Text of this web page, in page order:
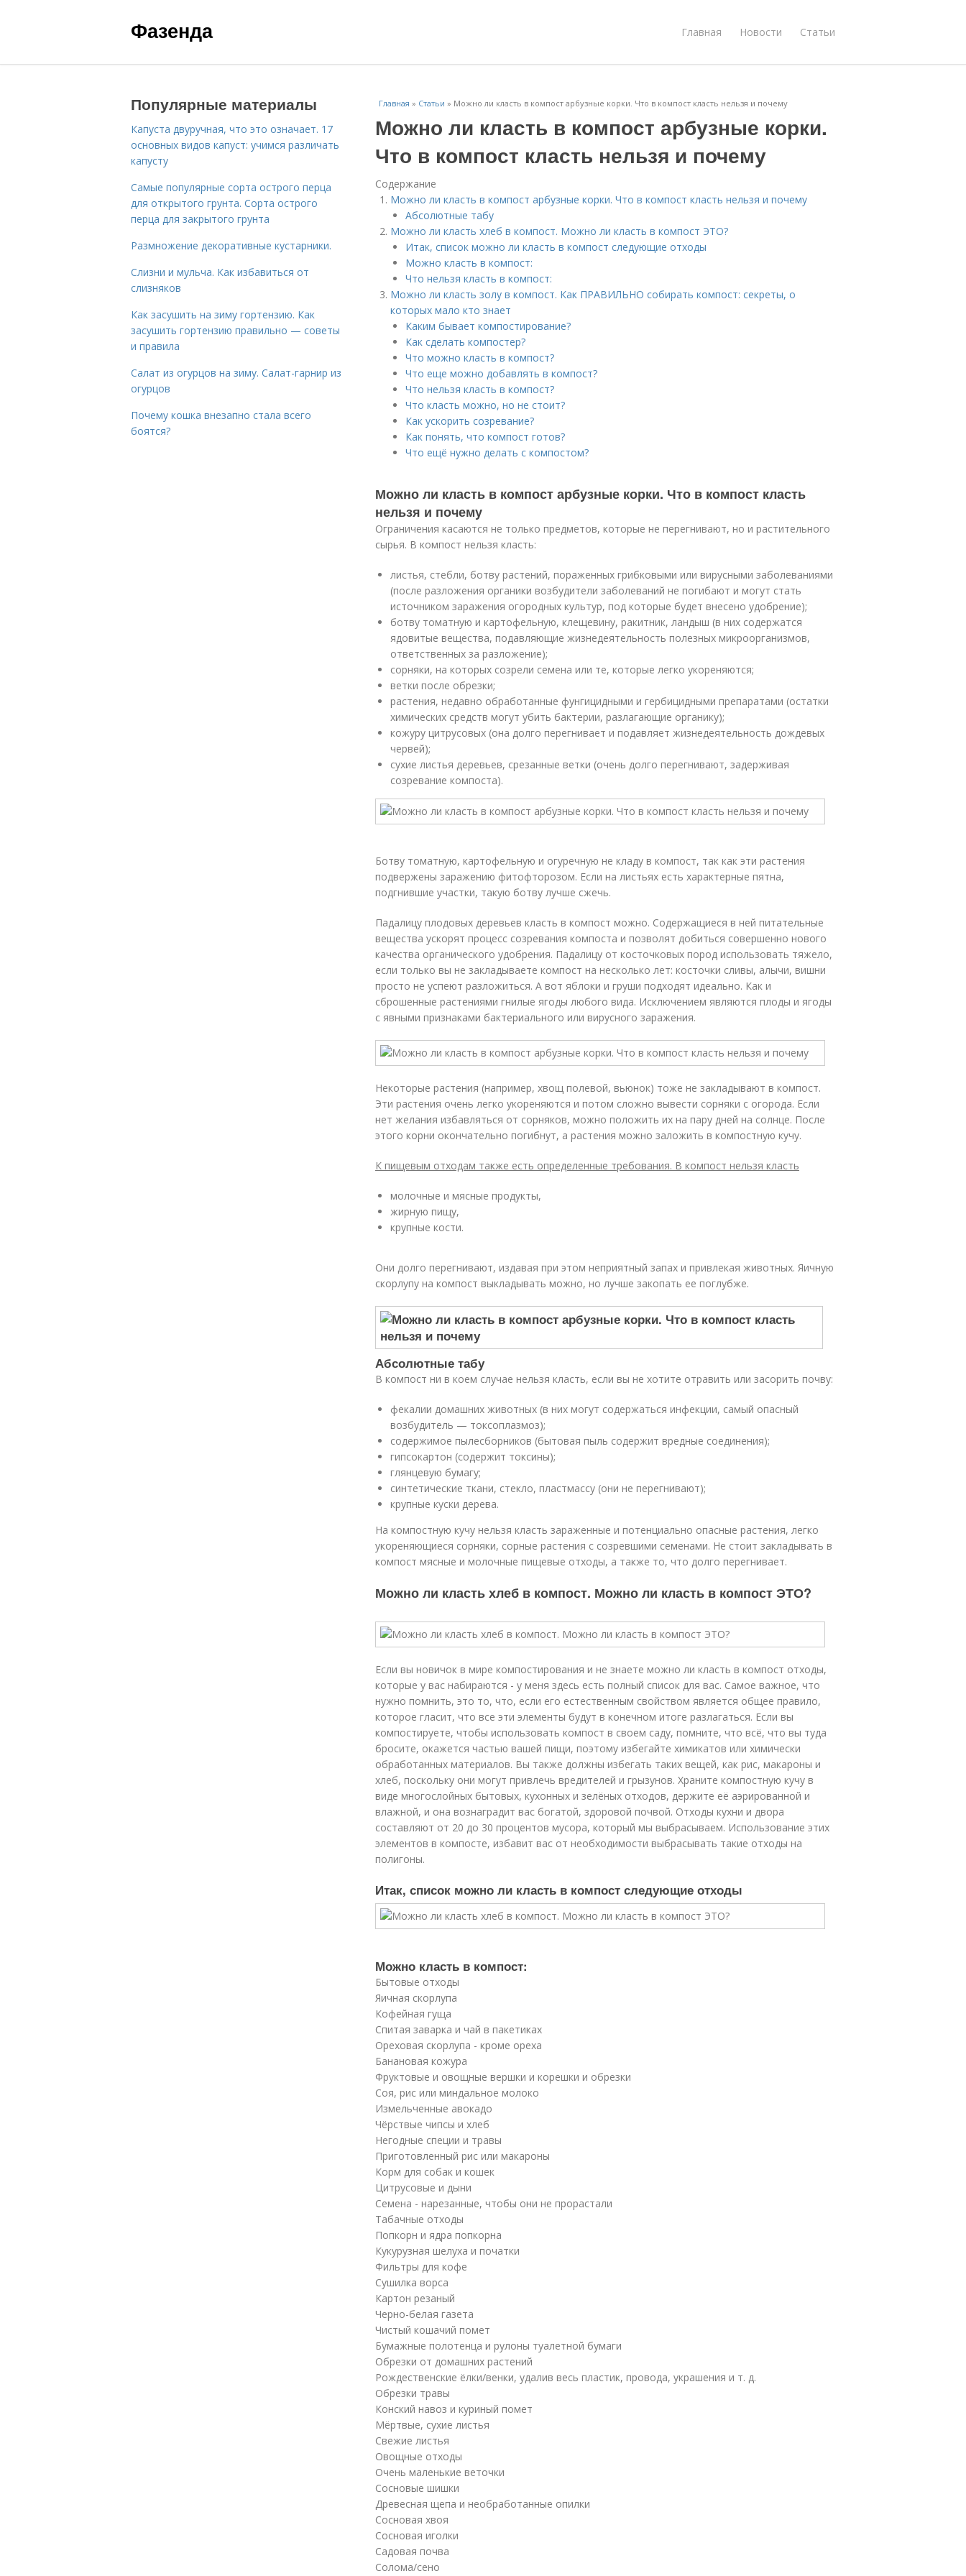
Фазенда Главная Новости Статьи
Главная » Статьи » Можно ли класть в компост арбузные корки. Что в компост класть нельзя и почему
Можно ли класть в компост арбузные корки.
Что в компост класть нельзя и почему
Содержание
Можно ли класть в компост арбузные корки. Что в компост класть нельзя и почему
Абсолютные табу
Можно ли класть хлеб в компост. Можно ли класть в компост ЭТО?
Итак, список можно ли класть в компост следующие отходы
Можно класть в компост:
Что нельзя класть в компост:
Можно ли класть золу в компост. Как ПРАВИЛЬНО собирать компост: секреты, о
которых мало кто знает
Каким бывает компостирование?
Как сделать компостер?
Что можно класть в компост?
Что еще можно добавлять в компост?
Что нельзя класть в компост?
Что класть можно, но не стоит?
Как ускорить созревание?
Как понять, что компост готов?
Что ещё нужно делать с компостом?
Можно ли класть в компост арбузные корки. Что в компост класть
нельзя и почему
Ограничения касаются не только предметов, которые не перегнивают, но и растительного
сырья. В компост нельзя класть:
листья, стебли, ботву растений, пораженных грибковыми или вирусными заболеваниями
(после разложения органики возбудители заболеваний не погибают и могут стать
источником заражения огородных культур, под которые будет внесено удобрение);
ботву томатную и картофельную, клещевину, ракитник, ландыш (в них содержатся
ядовитые вещества, подавляющие жизнедеятельность полезных микроорганизмов,
ответственных за разложение);
сорняки, на которых созрели семена или те, которые легко укореняются;
ветки после обрезки;
растения, недавно обработанные фунгицидными и гербицидными препаратами (остатки
химических средств могут убить бактерии, разлагающие органику);
кожуру цитрусовых (она долго перегнивает и подавляет жизнедеятельность дождевых
червей);
сухие листья деревьев, срезанные ветки (очень долго перегнивают, задерживая
созревание компоста).
Ботву томатную, картофельную и огуречную не кладу в компост, так как эти растения
подвержены заражению фитофторозом. Если на листьях есть характерные пятна,
подгнившие участки, такую ботву лучше сжечь.
Падалицу плодовых деревьев класть в компост можно. Содержащиеся в ней питательные
вещества ускорят процесс созревания компоста и позволят добиться совершенно нового
качества органического удобрения. Падалицу от косточковых пород использовать тяжело,
если только вы не закладываете компост на несколько лет: косточки сливы, алычи, вишни
просто не успеют разложиться. А вот яблоки и груши подходят идеально. Как и
сброшенные растениями гнилые ягоды любого вида. Исключением являются плоды и ягоды
с явными признаками бактериального или вирусного заражения.
Некоторые растения (например, хвощ полевой, вьюнок) тоже не закладывают в компост.
Эти растения очень легко укореняются и потом сложно вывести сорняки с огорода. Если
нет желания избавляться от сорняков, можно положить их на пару дней на солнце. После
этого корни окончательно погибнут, а растения можно заложить в компостную кучу.
К пищевым отходам также есть определенные требования. В компост нельзя класть
молочные и мясные продукты,
жирную пищу,
крупные кости.
Они долго перегнивают, издавая при этом неприятный запах и привлекая животных. Яичную
скорлупу на компост выкладывать можно, но лучше закопать ее поглубже.
Абсолютные табу
В компост ни в коем случае нельзя класть, если вы не хотите отравить или засорить почву:
фекалии домашних животных (в них могут содержаться инфекции, самый опасный
возбудитель — токсоплазмоз);
содержимое пылесборников (бытовая пыль содержит вредные соединения);
гипсокартон (содержит токсины);
глянцевую бумагу;
синтетические ткани, стекло, пластмассу (они не перегнивают);
крупные куски дерева.
На компостную кучу нельзя класть зараженные и потенциально опасные растения, легко
укореняющиеся сорняки, сорные растения с созревшими семенами. Не стоит закладывать в
компост мясные и молочные пищевые отходы, а также то, что долго перегнивает.
Можно ли класть хлеб в компост. Можно ли класть в компост ЭТО?
Если вы новичок в мире компостирования и не знаете можно ли класть в компост отходы,
которые у вас набираются - у меня здесь есть полный список для вас. Самое важное, что
нужно помнить, это то, что, если его естественным свойством является общее правило,
которое гласит, что все эти элементы будут в конечном итоге разлагаться. Если вы
компостируете, чтобы использовать компост в своем саду, помните, что всё, что вы туда
бросите, окажется частью вашей пищи, поэтому избегайте химикатов или химически
обработанных материалов. Вы также должны избегать таких вещей, как рис, макароны и
хлеб, поскольку они могут привлечь вредителей и грызунов. Храните компостную кучу в
виде многослойных бытовых, кухонных и зелёных отходов, держите её аэрированной и
влажной, и она вознаградит вас богатой, здоровой почвой. Отходы кухни и двора
составляют от 20 до 30 процентов мусора, который мы выбрасываем. Использование этих
элементов в компосте, избавит вас от необходимости выбрасывать такие отходы на
полигоны.
Итак, список можно ли класть в компост следующие отходы
Можно класть в компост:
Бытовые отходы
Яичная скорлупа
Кофейная гуща
Спитая заварка и чай в пакетиках
Ореховая скорлупа - кроме ореха
Банановая кожура
Фруктовые и овощные вершки и корешки и обрезки
Соя, рис или миндальное молоко
Измельченные авокадо
Чёрствые чипсы и хлеб
Негодные специи и травы
Приготовленный рис или макароны
Корм для собак и кошек
Цитрусовые и дыни
Семена - нарезанные, чтобы они не прорастали
Табачные отходы
Попкорн и ядра попкорна
Кукурузная шелуха и початки
Фильтры для кофе
Сушилка ворса
Картон резаный
Черно-белая газета
Чистый кошачий помет
Бумажные полотенца и рулоны туалетной бумаги
Обрезки от домашних растений
Рождественские ёлки/венки, удалив весь пластик, провода, украшения и т. д.
Обрезки травы
Конский навоз и куриный помет
Мёртвые, сухие листья
Свежие листья
Овощные отходы
Очень маленькие веточки
Сосновые шишки
Древесная щепа и необработанные опилки
Сосновая хвоя
Сосновая иголки
Садовая почва
Солома/сено
Популярные материалы
Капуста двуручная, что это означает. 17
основных видов капуст: учимся различать
капусту
Самые популярные сорта острого перца
для открытого грунта. Сорта острого
перца для закрытого грунта
Размножение декоративные кустарники.
Слизни и мульча. Как избавиться от
слизняков
Как засушить на зиму гортензию. Как
засушить гортензию правильно — советы
и правила
Салат из огурцов на зиму. Салат-гарнир из
огурцов
Почему кошка внезапно стала всего
боятся?